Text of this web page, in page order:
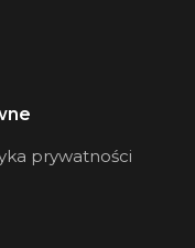
prywatności